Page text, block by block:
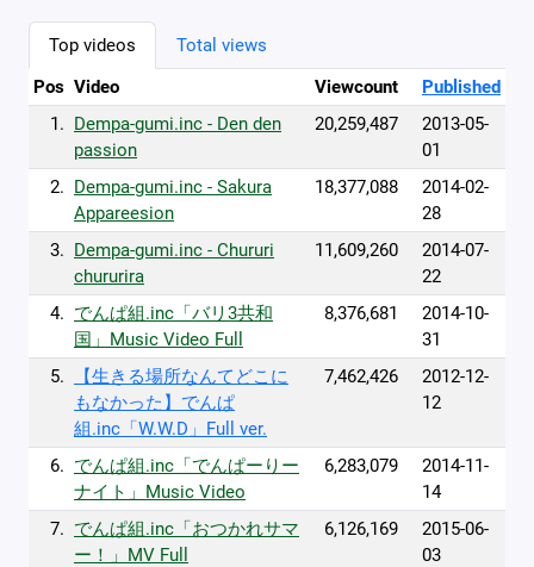
Top videos
Total views
Pos Video Viewcount
Published
1. Dempa-gumi.inc - Den den
passion
20,259,487
2013-05-
01
2. Dempa-gumi.inc - Sakura
Appareesion
18,377,088
2014-02-
28
3. Dempa-gumi.inc - Chururi
chururira
11,609,260
2014-07-
22
4. でんぱ組.inc「バリ3共和
国」Music Video Full
8,376,681
2014-10-
31
5.
【生きる場所なんてどこに
もなかった】でんぱ
組.inc「W.W.D」Full ver.
7,462,426
2012-12-
12
6. でんぱ組.inc「でんぱーりー
ナイト」Music Video
6,283,079
2014-11-
14
7. でんぱ組.inc「おつかれサマ
ー！」MV Full
6,126,169
2015-06-
03